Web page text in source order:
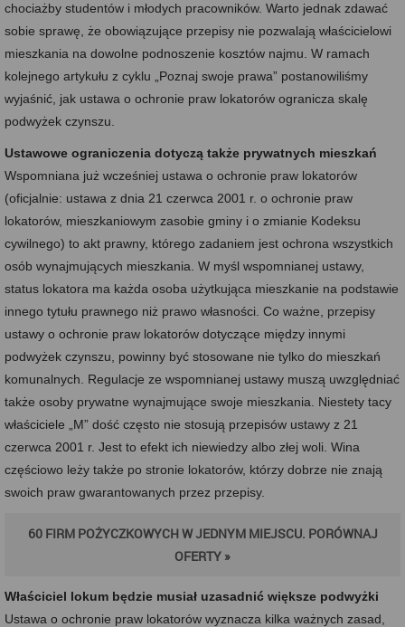
chociażby studentów i młodych pracowników. Warto jednak zdawać
sobie sprawę, że obowiązujące przepisy nie pozwalają właścicielowi
mieszkania na dowolne podnoszenie kosztów najmu. W ramach
kolejnego artykułu z cyklu „Poznaj swoje prawa” postanowiliśmy
wyjaśnić, jak ustawa o ochronie praw lokatorów ogranicza skalę
podwyżek czynszu.
Ustawowe ograniczenia dotyczą także prywatnych mieszkań
Wspomniana już wcześniej ustawa o ochronie praw lokatorów
(oficjalnie: ustawa z dnia 21 czerwca 2001 r. o ochronie praw
lokatorów, mieszkaniowym zasobie gminy i o zmianie Kodeksu
cywilnego) to akt prawny, którego zadaniem jest ochrona wszystkich
osób wynajmujących mieszkania. W myśl wspomnianej ustawy,
status lokatora ma każda osoba użytkująca mieszkanie na podstawie
innego tytułu prawnego niż prawo własności. Co ważne, przepisy
ustawy o ochronie praw lokatorów dotyczące między innymi
podwyżek czynszu, powinny być stosowane nie tylko do mieszkań
komunalnych. Regulacje ze wspomnianej ustawy muszą uwzględniać
także osoby prywatne wynajmujące swoje mieszkania. Niestety tacy
właściciele „M” dość często nie stosują przepisów ustawy z 21
czerwca 2001 r. Jest to efekt ich niewiedzy albo złej woli. Wina
częściowo leży także po stronie lokatorów, którzy dobrze nie znają
swoich praw gwarantowanych przez przepisy.
60 FIRM POŻYCZKOWYCH W JEDNYM MIEJSCU. PORÓWNAJ
OFERTY »
Właściciel lokum będzie musiał uzasadnić większe podwyżki
Ustawa o ochronie praw lokatorów wyznacza kilka ważnych zasad,